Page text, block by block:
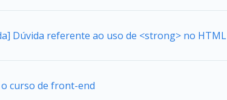
Dúvida referente ao uso de <strong> no HTML
curso de front-end